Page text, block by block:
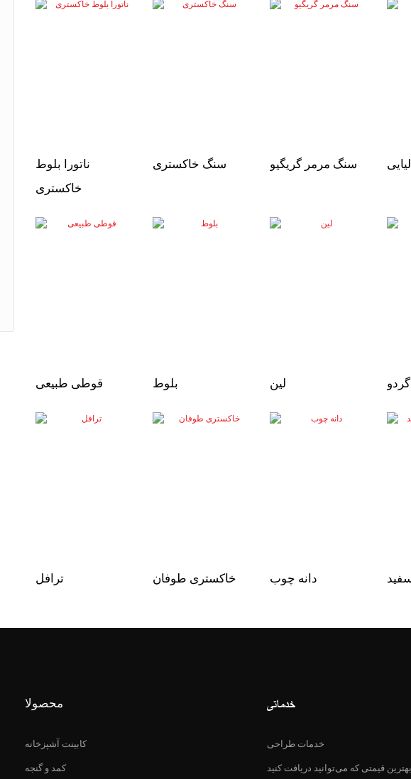
ناتورا بلوط
خاکستری
سنگ خاکستری سنگ مرمر گریگیو
قوطی طبیعی بلوط لین گردو
ترافل خاکستری طوفان دانه چوب
محصولا
کابینت آشپزخانه
کمد و گنجه
خدماتی
خدمات طراحی
بهترین قیمتی که می‌توانید دریافت کنید